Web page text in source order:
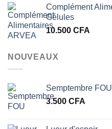
Complément
Gélules
10.500 CFA
NOUVEAUX
Semptembre FOU
3.500 CFA